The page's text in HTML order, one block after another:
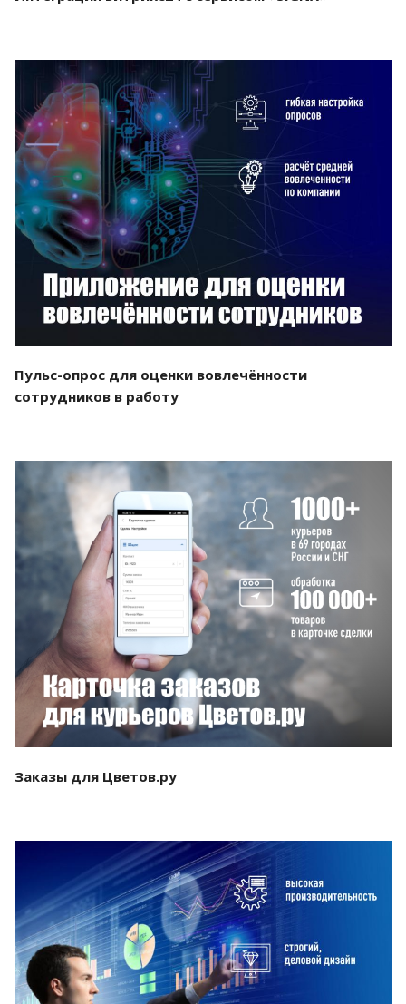
Смотреть проект
Пульс-опрос для оценки вовлечённости
сотрудников в работу
Смотреть проект
Заказы для Цветов.ру
Смотреть проект